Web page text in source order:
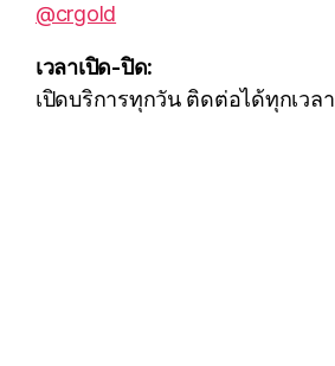
@crgold
เวลาเปิด-ปิด:
เปิดบริการทุกวัน ติดต่อได้ทุกเวลา